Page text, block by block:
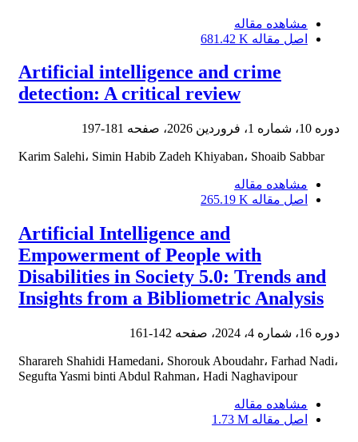
مشاهده مقاله
اصل مقاله 681.42 K
Artificial intelligence and crime
detection: A critical review
دوره 10، شماره 1، فروردین 2026، صفحه 181-197
Karim Salehi، Simin Habib Zadeh Khiyaban، Shoaib Sabbar
مشاهده مقاله
اصل مقاله 265.19 K
Artificial Intelligence and
Empowerment of People with
Disabilities in Society 5.0: Trends and
Insights from a Bibliometric Analysis
دوره 16، شماره 4، 2024، صفحه 142-161
Sharareh Shahidi Hamedani، Shorouk Aboudahr، Farhad Nadi،
Segufta Yasmi binti Abdul Rahman، Hadi Naghavipour
مشاهده مقاله
اصل مقاله 1.73 M